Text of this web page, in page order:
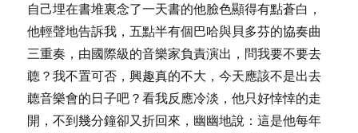
自己埋在書堆裏念了一天書的他臉色顯得有點蒼白，
他輕聲地告訴我，五點半有個巴哈與貝多芬的協奏曲
三重奏，由國際級的音樂家負責演出，問我要不要去
聼？我不置可否，興趣真的不大，今天應該不是出去
聼音樂會的日子吧？看我反應冷淡，他只好悻悻的走
開，不到幾分鐘卻又折回來，幽幽地說：這是他每年